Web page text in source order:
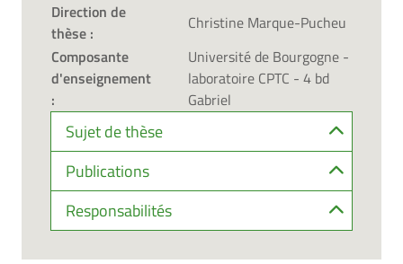
Direction de
thèse :
Christine Marque-Pucheu
Composante
d'enseignement
:
Université de Bourgogne -
laboratoire CPTC - 4 bd
Gabriel
Sujet de thèse
Publications
Responsabilités